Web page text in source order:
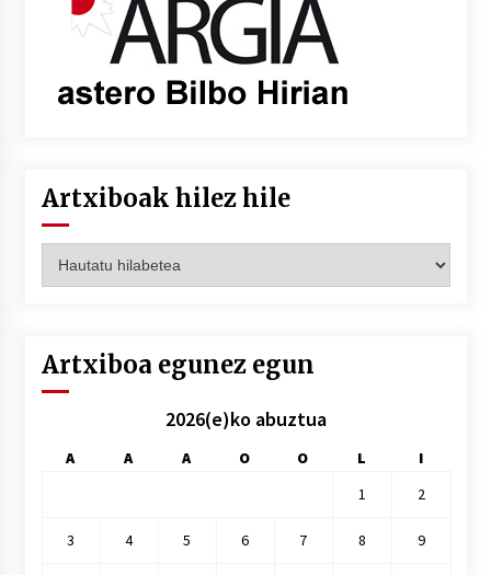
Artxiboak hilez hile
hilez
Artxiboa egunez egun
2026(e)ko abuztua
A A A O O L
I
1
2
3 4 5 6 7 8 9